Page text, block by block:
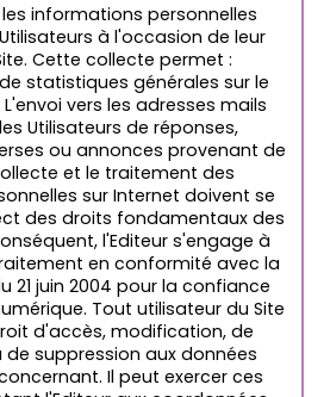
informations personnelles
à l'occasion de leur
Cette collecte permet :
statistiques générales sur le
vers les adresses mails
Utilisateurs de réponses,
ou annonces provenant de
et le traitement des
sur Internet doivent se
des droits fondamentaux des
l'Editeur s'engage à
en conformité avec la
21 juin 2004 pour la confiance
Tout utilisateur du Site
d'accès, modification, de
suppression aux données
Il peut exercer ces